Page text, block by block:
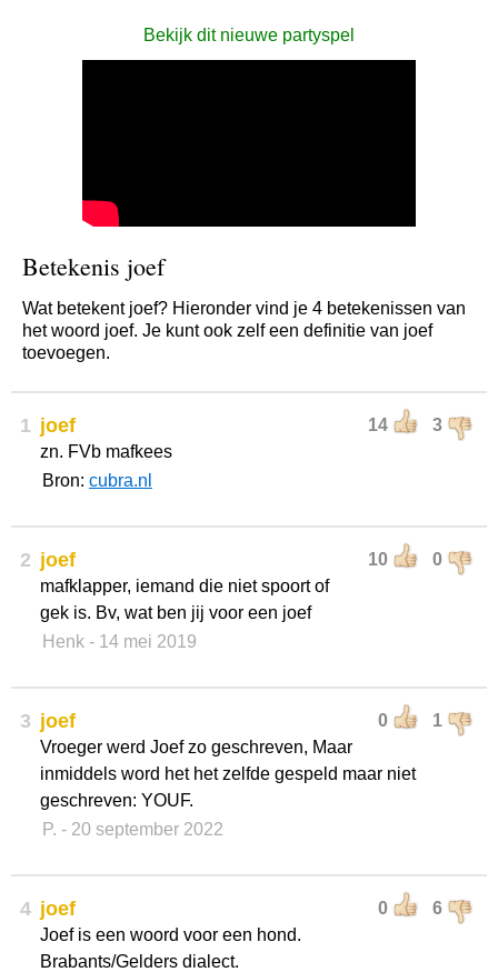
Bekijk dit nieuwe partyspel
Betekenis joef
Wat betekent joef? Hieronder vind je 4 betekenissen van
het woord joef. Je kunt ook zelf een definitie van joef
toevoegen.
1 14 3
joef
zn. FVb mafkees
Bron: cubra.nl
2 10 0
joef
mafklapper, iemand die niet spoort of
gek is. Bv, wat ben jij voor een joef
Henk - 14 mei 2019
3 0 1
joef
Vroeger werd Joef zo geschreven, Maar
inmiddels word het het zelfde gespeld maar niet
geschreven: YOUF.
P. - 20 september 2022
4 0 6
joef
Joef is een woord voor een hond.
Brabants/Gelders dialect.